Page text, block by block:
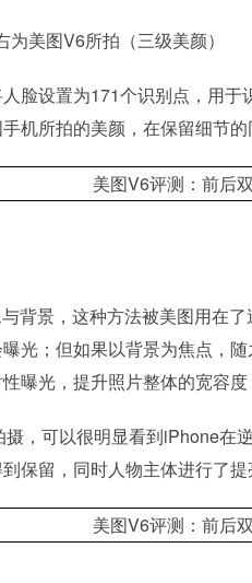
美图V6所拍（三级美颜）
脸设置为171个识别点，用
机所拍的美颜，在保留细节的
背景，这种方法被美图用在
光；但如果以背景为焦点，
曝光，提升照片整体的宽容
，可以很明显看到iPhone在
保留，同时人物主体进行了提